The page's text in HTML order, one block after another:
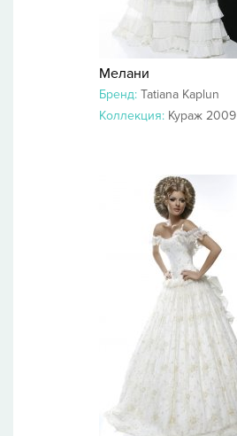
Мелани
Бренд: Tatiana Kaplun
Коллекция: Кураж 2009